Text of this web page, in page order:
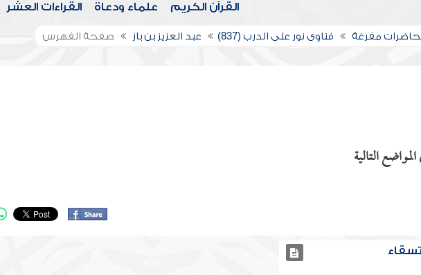
القرآن الكريم علماء ودعاة القراءات العشر
مفرغة فتاوى نور على الدرب (837) عبد العزيز بن باز صفحة الفهرس
التالية